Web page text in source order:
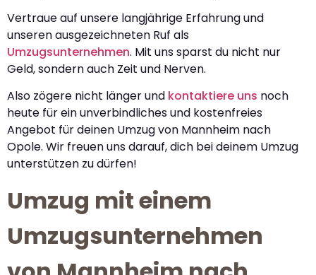
Vertraue auf unsere langjährige Erfahrung und
unseren ausgezeichneten Ruf als
Umzugsunternehmen. Mit uns sparst du nicht nur
Geld, sondern auch Zeit und Nerven.
Also zögere nicht länger und kontaktiere uns noch
heute für ein unverbindliches und kostenfreies
Angebot für deinen Umzug von Mannheim nach
Opole. Wir freuen uns darauf, dich bei deinem Umzug
unterstützen zu dürfen!
Umzug mit einem
Umzugsunternehmen